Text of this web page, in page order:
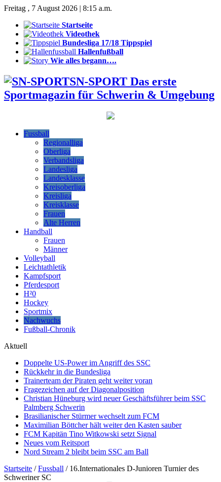
Freitag , 7 August 2026 | 8:15 a.m.
Startseite
Videothek
Bundesliga 17/18 Tippspiel
Hallenfußball
Wie alles begann….
SN-SPORT Das erste
Sportmagazin für Schwerin & Umgebung
Fussball
Regionalliga
Oberliga
Verbandsliga
Landesliga
Landesklasse
Kreisoberliga
Kreisliga
Kreisklasse
Frauen
Alte Herren
Handball
Frauen
Männer
Volleyball
Leichtathletik
Kampfsport
Pferdesport
H²0
Hockey
Sportmix
Nachwuchs
Fußball-Chronik
Aktuell
Doppelte US-Power im Angriff des SSC
Rückkehr in die Bundesliga
Trainerteam der Piraten geht weiter voran
Fragezeichen auf der Diagonalposition
Christian Hüneburg wird neuer Geschäftsführer beim SSC
Palmberg Schwerin
Brasilianischer Stürmer wechselt zum FCM
Maximilian Böttcher hält weiter den Kasten sauber
FCM Kapitän Tino Witkowski setzt Signal
Neues vom Reitsport
Nord Stream 2 bleibt beim SSC am Ball
Startseite / Fussball / 16.Internationales D-Junioren Turnier des
Schweriner SC